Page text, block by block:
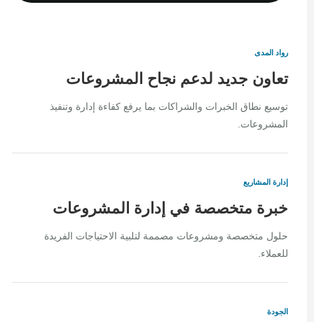
رواد المدى
تعاون جديد لدعم نجاح المشروعات
توسيع نطاق الخبرات والشراكات بما يرفع كفاءة إدارة وتنفيذ
المشروعات.
إدارة المشاريع
خبرة متخصصة في إدارة المشروعات
حلول متخصصة ومشروعات مصممة لتلبية الاحتياجات الفريدة
للعملاء.
الجودة